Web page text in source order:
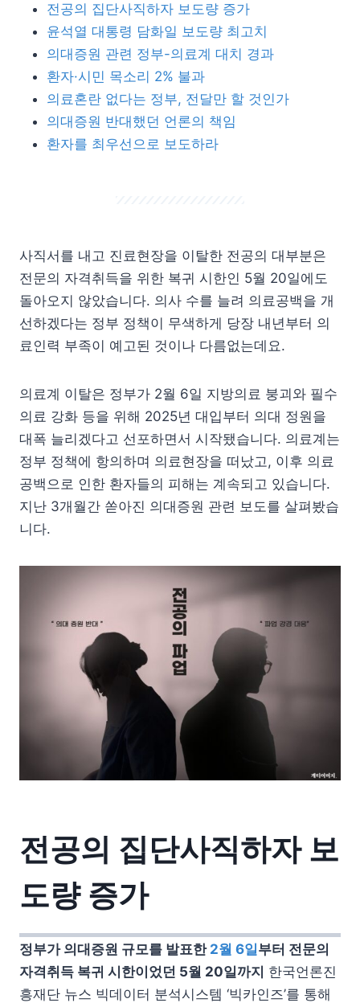
전공의 집단사직하자 보도량 증가
윤석열 대통령 담화일 보도량 최고치
의대증원 관련 정부-의료계 대치 경과
환자·시민 목소리 2% 불과
의료혼란 없다는 정부, 전달만 할 것인가
의대증원 반대했던 언론의 책임
환자를 최우선으로 보도하라
사직서를 내고 진료현장을 이탈한 전공의 대부분은
전문의 자격취득을 위한 복귀 시한인 5월 20일에도
돌아오지 않았습니다. 의사 수를 늘려 의료공백을 개
선하겠다는 정부 정책이 무색하게 당장 내년부터 의
료인력 부족이 예고된 것이나 다름없는데요.
의료계 이탈은 정부가 2월 6일 지방의료 붕괴와 필수
의료 강화 등을 위해 2025년 대입부터 의대 정원을
대폭 늘리겠다고 선포하면서 시작됐습니다. 의료계는
정부 정책에 항의하며 의료현장을 떠났고, 이후 의료
공백으로 인한 환자들의 피해는 계속되고 있습니다.
지난 3개월간 쏟아진 의대증원 관련 보도를 살펴봤습
니다.
전공의 집단사직하자 보
도량 증가
정부가 의대증원 규모를 발표한 2월 6일부터 전문의
자격취득 복귀 시한이었던 5월 20일까지 한국언론진
흥재단 뉴스 빅데이터 분석시스템 ‘빅카인즈’를 통해